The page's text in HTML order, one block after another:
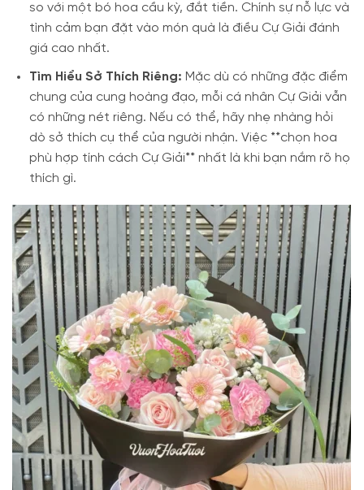
so với một bó hoa cầu kỳ, đắt tiền. Chính sự nỗ lực và
tình cảm bạn đặt vào món quà là điều Cự Giải đánh
giá cao nhất.
Tìm Hiểu Sở Thích Riêng: Mặc dù có những đặc điểm
chung của cung hoàng đạo, mỗi cá nhân Cự Giải vẫn
có những nét riêng. Nếu có thể, hãy nhẹ nhàng hỏi
dò sở thích cụ thể của người nhận. Việc **chọn hoa
phù hợp tính cách Cự Giải** nhất là khi bạn nắm rõ họ
thích gì.